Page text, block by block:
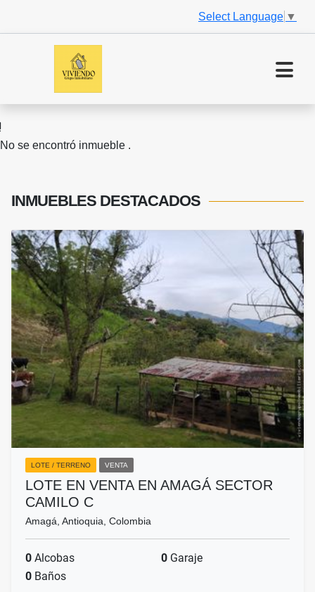
Select Language ▼
No se encontró inmueble .
INMUEBLES DESTACADOS
LOTE / TERRENO VENTA
LOTE EN VENTA EN AMAGÁ SECTOR
CAMILO C
Amagá, Antioquia, Colombia
0 Alcobas 0 Garaje
0 Baños